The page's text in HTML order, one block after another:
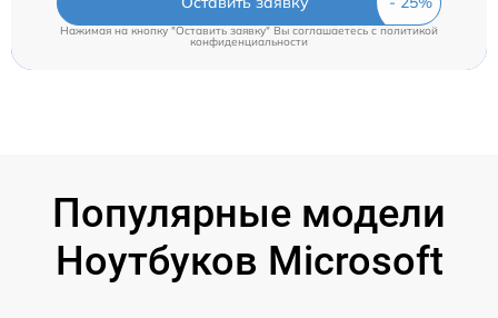
Нажимая на кнопку "Оставить заявку" Вы соглашаетесь cполитикой
конфиденциальности
Популярные модели
Ноутбуков Microsoft